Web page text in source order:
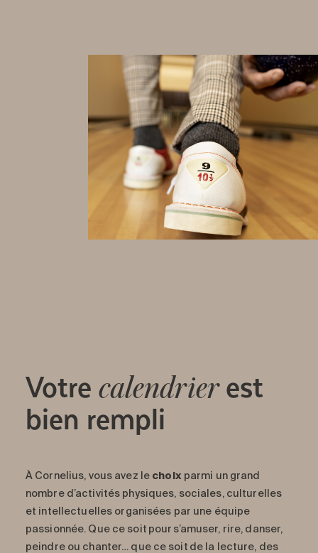
Votre calendrierest
bien rempli
À Cornelius, vous avez le choix parmi un grand
nombre d’activités physiques, sociales, culturelles
et intellectuelles organisées par une équipe
passionnée. Que ce soit pour s’amuser, rire, danser,
peindre ou chanter… que ce soit de la lecture, des